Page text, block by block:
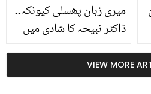
میری زبان پھسلی کیونکہ۔۔
ڈاکٹر نبیحہ کا شادی میں
کروڑوں کے کپڑے اور
زیورات پر نیا بیان! مشی
خان کو بھی سنا دیا
VIEW MORE